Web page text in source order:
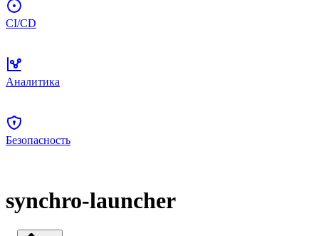
CI/CD
Аналитика
Безопасность
synchro-launcher